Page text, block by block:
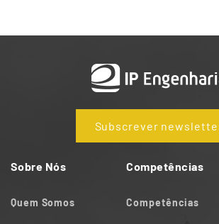
Subscrever
Sobre Nós
Quem Somos
Competências
Competências